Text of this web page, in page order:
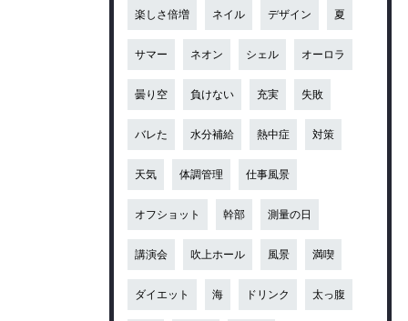
楽しさ倍増 ネイル デザイン 夏
サマー ネオン シェル オーロラ
曇り空 負けない 充実 失敗
バレた 水分補給 熱中症 対策
天気 体調管理 仕事風景
オフショット 幹部 測量の日
講演会 吹上ホール 風景 満喫
ダイエット 海 ドリンク 太っ腹